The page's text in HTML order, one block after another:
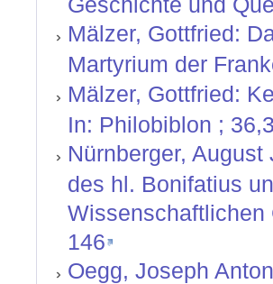
Mälzer, Gottfried:
Martyrium der
Mälzer, Gottfried:
In: Philobiblon ;
Nürnberger,
des hl. Bonifatius
Wissenschaftlichen
146
Oegg, Joseph